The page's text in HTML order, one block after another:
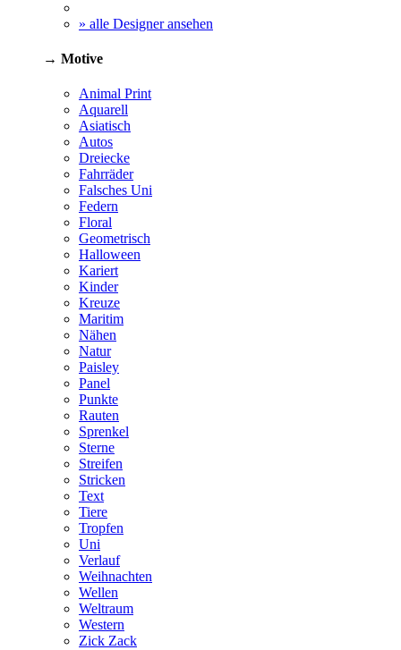
» alle Designer ansehen
→ Motive
Animal Print
Aquarell
Asiatisch
Autos
Dreiecke
Fahrräder
Falsches Uni
Federn
Floral
Geometrisch
Halloween
Kariert
Kinder
Kreuze
Maritim
Nähen
Natur
Paisley
Panel
Punkte
Rauten
Sprenkel
Sterne
Streifen
Stricken
Text
Tiere
Tropfen
Uni
Verlauf
Weihnachten
Wellen
Weltraum
Western
Zick Zack